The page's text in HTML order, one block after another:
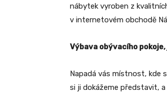
nábytek vyroben z
v internetovém obchodě
Výbava obývacího
Napadá vás místnost, kde
si ji dokážeme představit,